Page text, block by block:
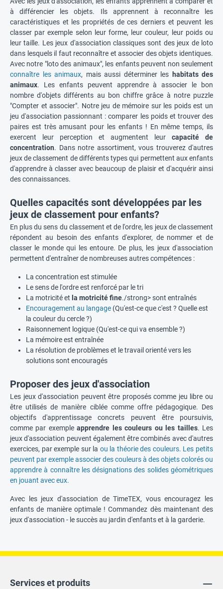
à différencier les objets. Ils apprennent à reconnaître les
caractéristiques et les propriétés de ces derniers et peuvent les
classer par exemple selon leur forme, leur couleur, leur poids ou
leur taille. Les jeux d'association classiques sont des jeux de loto
dans lesquels il faut reconnaître et associer des objets identiques.
Avec notre "loto des animaux", les enfants peuvent non seulement
connaître les animaux, mais aussi déterminer les habitats des
animaux. Les enfants peuvent apprendre à associer le bon
nombre d'objets différents au bon chiffre grâce à notre puzzle
"Compter et associer". Notre jeu de mémoire sur les poids est un
jeu d'association passionnant : comparer les poids et trouver des
paires est très amusant pour les enfants ! En même temps, ils
exercent leur perception et augmentent leur capacité de
concentration. Dans notre assortiment, vous trouverez d'autres
jeux de classement de différents types qui permettent aux enfants
d'apprendre à classer avec beaucoup de plaisir et d'acquérir ainsi
des connaissances.
Quelles capacités sont développées par les
jeux de classement pour enfants?
En plus du sens du classement et de l'ordre, les jeux de classement
répondent au besoin des enfants d'explorer, de nommer et de
classer le monde qui les entoure. De plus, les jeux d'association
permettent d'entraîner de nombreuses autres compétences :
La concentration est stimulée
Le sens de l'ordre est renforcé par le tri
La motricité et la motricité fine./strong> sont entraînés
Encouragement au langage (Qu'est-ce que c'est ? Quelle est
la couleur du cercle ?)
Raisonnement logique (Qu'est-ce qui va ensemble ?)
La mémoire est entraînée
La résolution de problèmes et le travail orienté vers les
solutions sont encouragés
Proposer des jeux d'association
Les jeux d'association peuvent être proposés comme jeu libre ou
être utilisés de manière ciblée comme offre pédagogique. Des
objectifs d'apprentissage concrets peuvent être poursuivis,
comme par exempleapprendre les couleurs ou les tailles. Les
jeux d'association peuvent également être combinés avec d'autres
exercices, par exemple sur la ou la théorie des couleurs. Les petits
peuvent par exemple associer des couleurs à des objets colorés ou
apprendre à connaître les désignations des solides géométriques
en jouant avec eux.
Avec les jeux d'association de TimeTEX, vous encouragez les
enfants de manière optimale ! Commandez dès maintenant des
jeux d'association - le succès au jardin d'enfants et à la garderie.
Services et produits